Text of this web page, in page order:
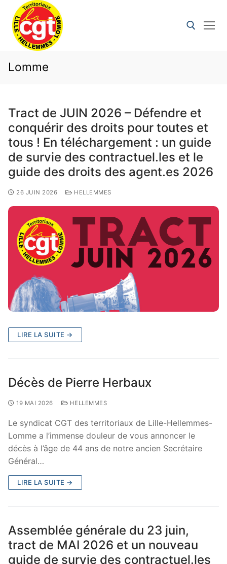
Lomme
Tract de JUIN 2026 – Défendre et
conquérir des droits pour toutes et
tous ! En téléchargement : un guide
de survie des contractuel.les et le
guide des droits des agent.es 2026
26 JUIN 2026 HELLEMMES
LIRE LA SUITE →
Décès de Pierre Herbaux
19 MAI 2026 HELLEMMES
Le syndicat CGT des territoriaux de Lille-Hellemmes-
Lomme a l’immense douleur de vous annoncer le
décès à l’âge de 44 ans de notre ancien Secrétaire
Général…
LIRE LA SUITE →
Assemblée générale du 23 juin,
tract de MAI 2026 et un nouveau
guide de survie des contractuel.les